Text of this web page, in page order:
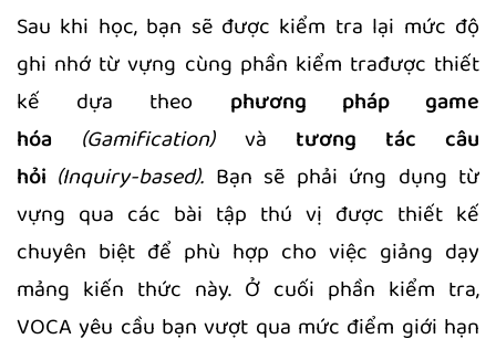
Sau khi học, bạn sẽ được kiểm tra lại mức độ
ghi nhớ từ vựng cùng phần kiểm trađược thiết
kế dựa theo phương pháp game
hóa (Gamification) và tương tác câu
hỏi (Inquiry-based). Bạn sẽ phải ứng dụng từ
vựng qua các bài tập thú vị được thiết kế
chuyên biệt để phù hợp cho việc giảng dạy
mảng kiến thức này. Ở cuối phần kiểm tra,
VOCA yêu cầu bạn vượt qua mức điểm giới hạn